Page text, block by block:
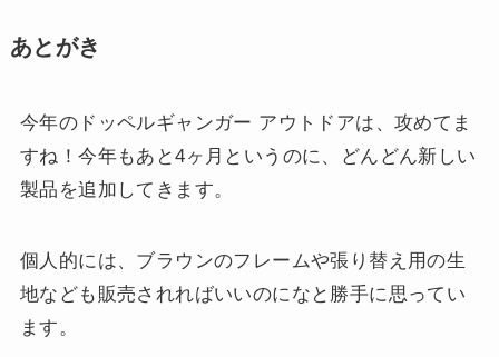
あとがき
今年のドッペルギャンガー アウトドアは、攻めてま
すね！今年もあと4ヶ月というのに、どんどん新しい
製品を追加してきます。
個人的には、ブラウンのフレームや張り替え用の生
地なども販売されればいいのになと勝手に思ってい
ます。